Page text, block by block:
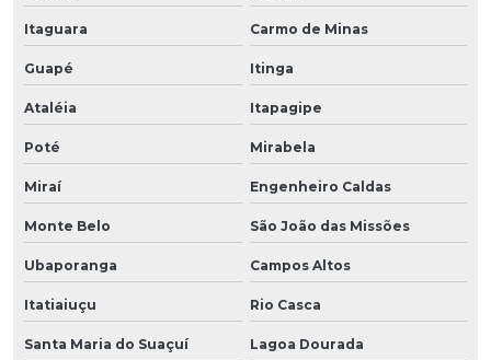
Itaguara Carmo de Minas
Guapé Itinga
Ataléia Itapagipe
Poté Mirabela
Miraí Engenheiro Caldas
Monte Belo São João das Missões
Ubaporanga Campos Altos
Itatiaiuçu Rio Casca
Santa Maria do Suaçuí Lagoa Dourada